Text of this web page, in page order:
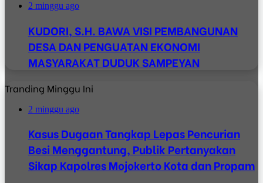
2 minggu ago
KUDORI, S.H. BAWA VISI PEMBANGUNAN
DESA DAN PENGUATAN EKONOMI
MASYARAKAT DUDUK SAMPEYAN
Tranding Minggu Ini
2 minggu ago
Kasus Dugaan Tangkap Lepas Pencurian
Besi Menggantung, Publik Pertanyakan
Sikap Kapolres Mojokerto Kota dan Propam